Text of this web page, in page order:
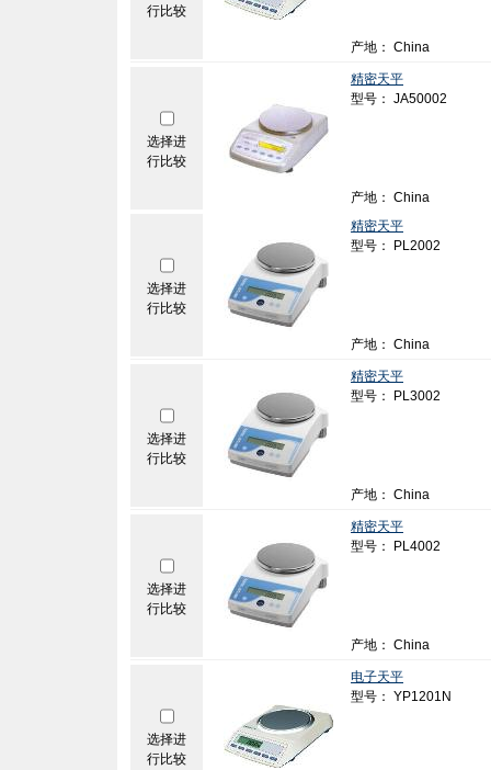
行比较
产地： China
选择进
行比较
精密天平
型号： JA50002
产地： China
选择进
行比较
精密天平
型号： PL2002
产地： China
选择进
行比较
精密天平
型号： PL3002
产地： China
选择进
行比较
精密天平
型号： PL4002
产地： China
选择进
行比较
电子天平
型号： YP1201N